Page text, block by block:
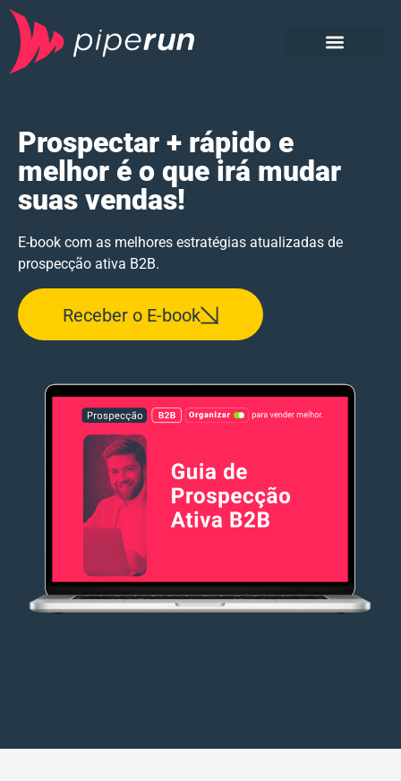
Prospectar + rápido e
melhor é o que irá mudar
suas vendas!
E-book com as melhores estratégias atualizadas de
prospecção ativa B2B.
Receber o E-book